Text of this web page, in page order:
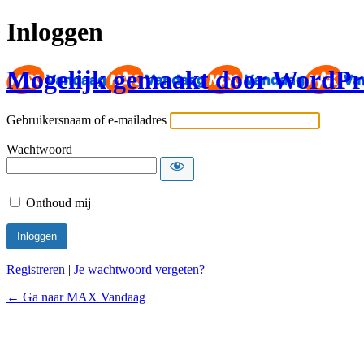
Inloggen
Mogelijk gemaakt door
Gebruikersnaam of e-mailadres
Wachtwoord
Onthoud mij
Registreren | Je wachtwoord vergeten?
← Ga naar MAX Vandaag